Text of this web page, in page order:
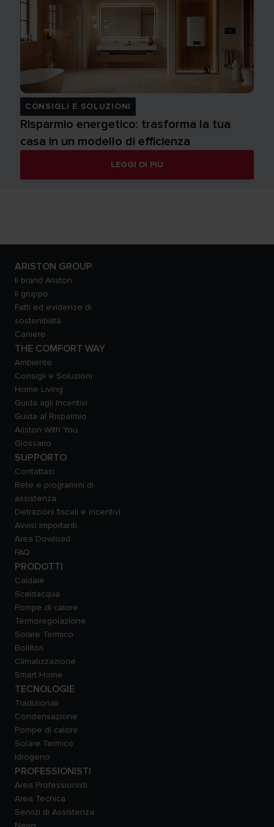
CONSIGLI E SOLUZIONI
Risparmio energetico: trasforma la tua
casa in un modello di efficienza
LEGGI DI PIÙ
ARISTON GROUP
Il brand Ariston
Il gruppo
Fatti ed evidenze di
sostenibilità
Carriere
THE COMFORT WAY
Ambiente
Consigli e Soluzioni
Home Living
Guida agli Incentivi
Guida al Risparmio
Ariston With You
Glossario
SUPPORTO
Contattaci
Rete e programmi di
assistenza
Detrazioni fiscali e incentivi
Avvisi Importanti
Area Dowload
FAQ
PRODOTTI
Caldaie
Scaldacqua
Pompe di calore
Termoregolazione
Solare Termico
Bollitori
Climatizzazione
Smart Home
TECNOLOGIE
Tradizionali
Condensazione
Pompe di calore
Solare Termico
Idrogeno
PROFESSIONISTI
Area Professionisti
Area Tecnica
Servizi di Assistenza